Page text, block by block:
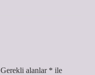
Gerekli alanlar * ile